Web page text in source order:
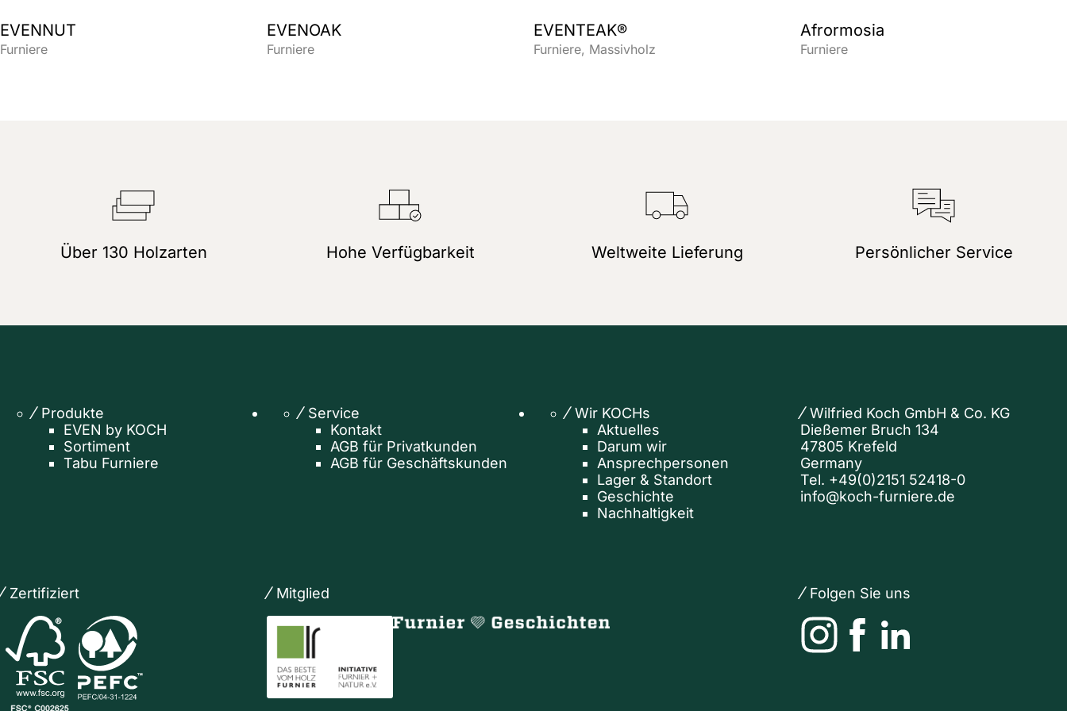
EVENNUT
Furniere
EVENOAK
Furniere
EVENTEAK®
Furniere Massivholz
Afrormosia
Furniere
Über 130 Holzarten Hohe Verfügbarkeit Weltweite Lieferung Persönlicher Service
Produkte
EVEN by KOCH
Sortiment
Tabu Furniere
Service
Kontakt
AGB für Privatkunden
AGB für Geschäftskunden
Wir KOCHs
Aktuelles
Darum wir
Ansprechpersonen
Lager & Standort
Geschichte
Nachhaltigkeit
Wilfried Koch GmbH & Co. KG
Dießemer Bruch 134
47805 Krefeld
Germany
Tel. +49(0)2151 52418-0
info@koch-furniere.de
Zertifiziert Mitglied Folgen Sie uns